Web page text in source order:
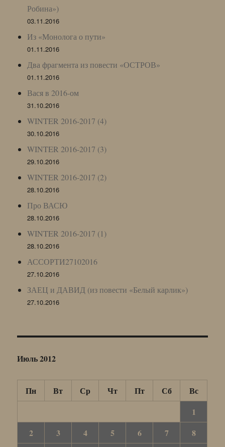
Робина»)
03.11.2016
Из «Монолога о пути»
01.11.2016
Два фрагмента из повести «ОСТРОВ»
01.11.2016
Вася в 2016-ом
31.10.2016
WINTER 2016-2017 (4)
30.10.2016
WINTER 2016-2017 (3)
29.10.2016
WINTER 2016-2017 (2)
28.10.2016
Про ВАСЮ
28.10.2016
WINTER 2016-2017 (1)
28.10.2016
АССОРТИ27102016
27.10.2016
ЗАЕЦ и ДАВИД (из повести «Белый карлик»)
27.10.2016
Июль 2012
Пн Вт Ср Чт Пт Сб
Вс
1
2
3 4 5 6 7
8